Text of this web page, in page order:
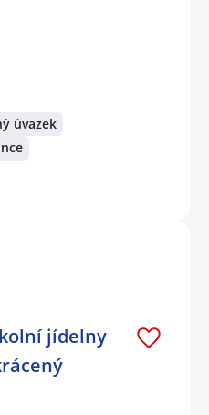
úvazek
jídelny